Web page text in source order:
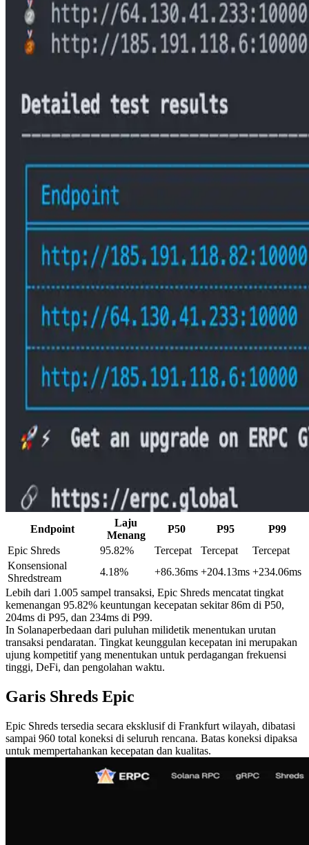
Endpoint
Laju
Menang
P50 P95
P99
Epic Shreds
95.82% Tercepat Tercepat
Tercepat
Konsensional
Shredstream
4.18% +86.36ms +204.13ms +234.06ms
Lebih dari 1.005 sampel transaksi, Epic Shreds mencatat tingkat
kemenangan 95.82% keuntungan kecepatan sekitar 86m di P50,
204ms di P95, dan 234ms di P99.
In Solanaperbedaan dari puluhan milidetik menentukan urutan
transaksi pendaratan. Tingkat keunggulan kecepatan ini merupakan
ujung kompetitif yang menentukan untuk perdagangan frekuensi
tinggi, DeFi, dan pengolahan waktu.
Garis Shreds Epic
Epic Shreds tersedia secara eksklusif di Frankfurt wilayah, dibatasi
sampai 960 total koneksi di seluruh rencana. Batas koneksi dipaksa
untuk mempertahankan kecepatan dan kualitas.